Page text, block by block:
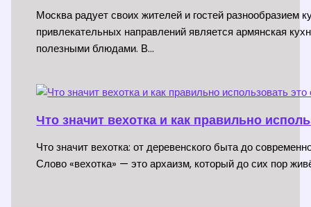
Москва радует своих жителей и гостей
привлекательных направлений является армянская
полезными блюдами. В…
Что значит вехотка и как правильно
Что значит вехотка: от деревенского быта до
Слово «вехотка» — это архаизм, который до сих пор